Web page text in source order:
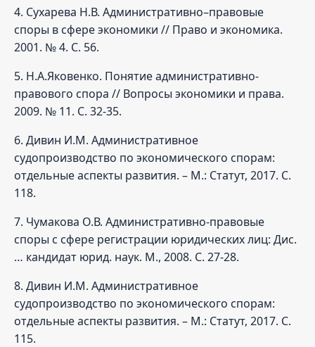
4. Сухарева Н.В. Административно–правовые
споры в сфере экономики // Право и экономика.
2001. № 4. С. 56.
5. Н.А.Яковенко. Понятие административно-
правового спора // Вопросы экономики и права.
2009. № 11. С. 32-35.
6. Дивин И.М. Административное
судопроизводство по экономического спорам:
отдельные аспекты развития. – М.: Статут, 2017. С.
118.
7. Чумакова О.В. Административно-правовые
споры с сфере регистрации юридических лиц: Дис.
… кандидат юрид. наук. М., 2008. С. 27-28.
8. Дивин И.М. Административное
судопроизводство по экономического спорам:
отдельные аспекты развития. – М.: Статут, 2017. С.
115.